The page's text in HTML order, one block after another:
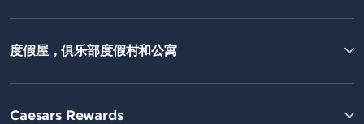
度假屋，俱乐部度假村和公寓
Caesars Rewards